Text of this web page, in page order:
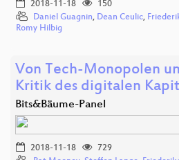
2018-11-18
150
Daniel Guagnin, Dean Ceulic,
Romy Hilbig
Von Tech-Monopolen
Kritik des digitalen
Bits&Bäume-Panel
2018-11-18
729